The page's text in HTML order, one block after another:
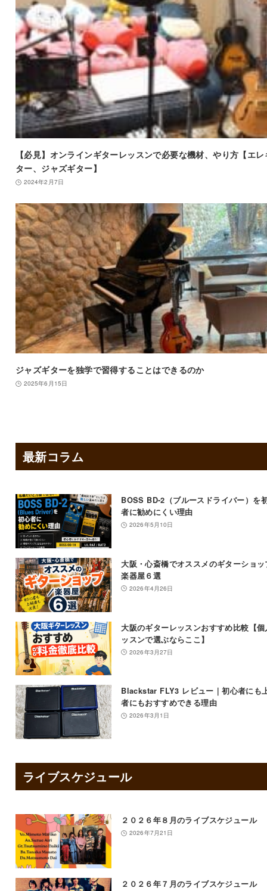
【必見】オンラインギターレッスンで必要な機材、やり方【エレ
ター、ジャズギター】
2024年2月7日
ジャズギターを独学で習得することはできるのか
2025年6月15日
最新コラム
BOSS BD-2（ブルースドライバー）を
者に勧めにくい理由
2026年5月10日
大阪・心斎橋でオススメのギターショッ
楽器屋６選
2026年4月26日
大阪のギターレッスンおすすめ比較【個
ッスンで選ぶならここ】
2026年3月27日
Blackstar FLY3 レビュー｜初心者にも
者にもおすすめできる理由
2026年3月1日
ライブスケジュール
２０２６年８月のライブスケジュール
2026年7月21日
２０２６年７月のライブスケジュール